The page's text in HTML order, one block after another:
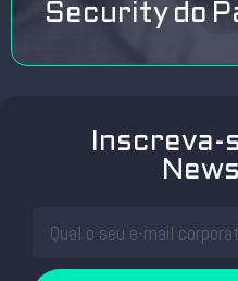
Security do
Inscreva-